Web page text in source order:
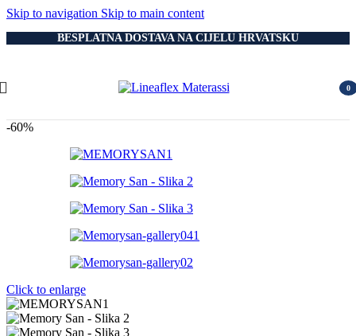
Skip to navigation Skip to main content
BESPLATNA DOSTAVA NA CIJELU HRVATSKU
0
-60%
Click to enlarge